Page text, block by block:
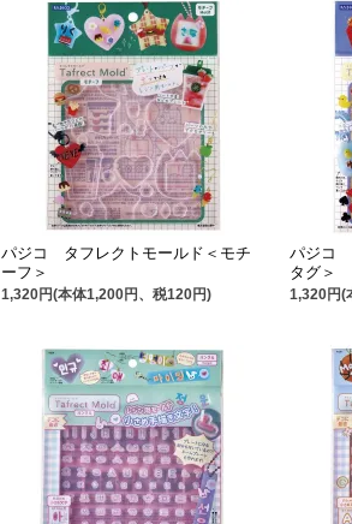
パジコ タフレクトモールド＜モチ
ーフ＞
1,320円(本体1,200円、税120円)
パジコ
タグ＞
1,320円(